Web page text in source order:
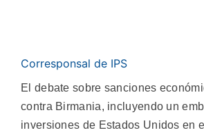
Corresponsal de IPS
El debate sobre sanciones
contra Birmania, incluyendo un
inversiones de Estados Unidos en